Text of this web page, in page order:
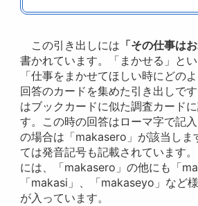
この引き出しには 「その仕事は
書かれています。「まかせる」とい
「仕事をまかせてほしい時にどの
回答のカードを集めた引き出しで
はブックカードに似た調査カード
す。この時の回答はローマ字で記
の場合は「makasero」が該当しま
ては発音記号も記載されています
には、「makasero」の他にも「
「makasi」、「makaseyo」など
が入っています。